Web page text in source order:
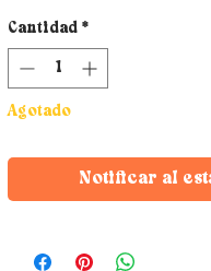
Cantidad *
Agotado
Notificar al